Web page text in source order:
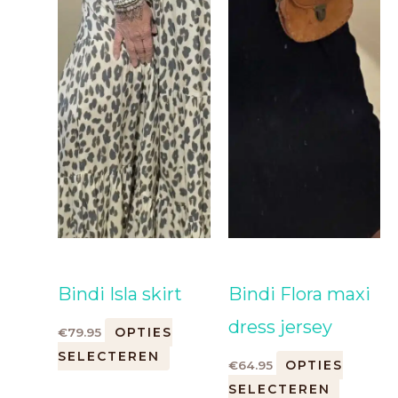
Bindi Isla skirt
€79.95
OPTIES
SELECTEREN
productpagina
Bindi Flora maxi
dress jersey
€64.95
OPTIES
SELECTEREN